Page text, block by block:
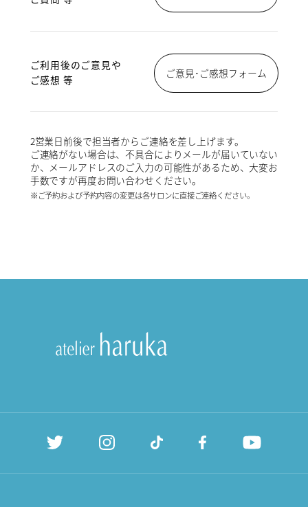
ご利用後のご意見や
ご感想 等
ご意見･ご感想フォーム
2営業日前後で担当者からご連絡を差し上げます。
ご連絡がない場合は、不具合によりメールが届いていない
か、メールアドレスのご入力の可能性があるため、大変お
手数ですが再度お問い合わせください。
※ご予約および予約内容の変更は各サロンに直接ご連絡ください。